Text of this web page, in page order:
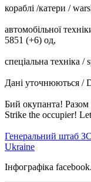
кораблі /катери /
автомобільної
5851 (+6) од,
спеціальна техніка
Дані уточнюються /
Бий окупанта!
Strike the occupier!
Генеральний штаб
Ukraine
Інфографіка